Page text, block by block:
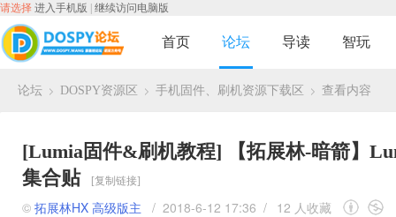
请选择 进入手机版 继续访问电脑版
首页 论坛 导读 智玩
论坛 DOSPY资源区 手机固件、刷机资源下载区 查看内容
[Lumia固件&刷机教程]
【拓展林-暗箭】
集合贴
[复制链接]
© 拓展林HX 高级版主 / 2018-6-12 17:36 / 12 人收藏